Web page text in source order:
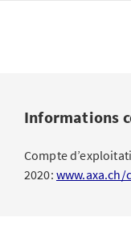
Informations
Compte
2020: